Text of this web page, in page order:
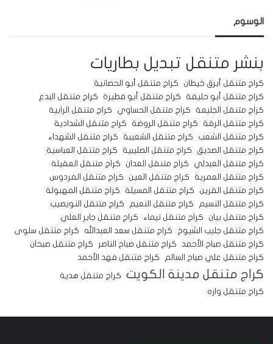
الوسوم
بنشر متنقل تبديل بطاريات
كراج متنقل أبرق خيطان
كراج متنقل أبو الحصانية
كراج متنقل أبو حليفة
كراج متنقل أبو فطيرة
كراج متنقل البدع
كراج متنقل الجليعة
كراج متنقل الحساوي
كراج متنقل الرابية
كراج متنقل الرقة
كراج متنقل الروضة
كراج متنقل الشدادية
كراج متنقل الشعب
كراج متنقل الشعيبة
كراج متنقل الشهداء
كراج متنقل الصديق
كراج متنقل الصليبية
كراج متنقل العباسية
كراج متنقل العبدلي
كراج متنقل العدان
كراج متنقل العقيلة
كراج متنقل العمرية
كراج متنقل العين
كراج متنقل الفردوس
كراج متنقل القرين
كراج متنقل المسيلة
كراج متنقل المهبولة
كراج متنقل النسيم
كراج متنقل النعيم
كراج متنقل النويصيب
كراج متنقل بيان
كراج متنقل تيماء
كراج متنقل جابر العلي
كراج متنقل جليب الشيوخ
كراج متنقل سعد العبدالله
كراج متنقل سلوى
كراج متنقل صباح الأحمد
كراج متنقل صباح الناصر
كراج متنقل صبحان
كراج متنقل علي صباح السالم
كراج متنقل فهد الأحمد
كراج متنقل مدينة الكويت
كراج متنقل هدية
كراج متنقل واره